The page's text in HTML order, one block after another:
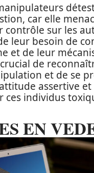
car elle
sur les
leur besoin de
et de leur
de
et de se
assertive et
ces individus
EN